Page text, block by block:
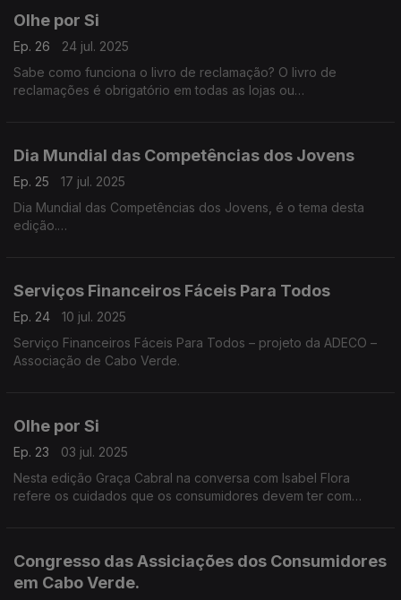
Olhe por Si
Ep. 26
24 jul. 2025
Sabe como funciona o livro de reclamação? O livro de
reclamações é obrigatório em todas as lojas ou
Dia Mundial das Competências dos Jovens
Ep. 25
17 jul. 2025
Dia Mundial das Competências dos Jovens, é o tema desta
edição.
representante da Deco explicada tudo na conversa com
Isabel Flora.
Serviços Financeiros Fáceis Para Todos
Ep. 24
10 jul. 2025
Serviço Financeiros Fáceis Para Todos – projeto da ADECO –
Associação de Cabo Verde.
Olhe por Si
Ep. 23
03 jul. 2025
Nesta edição Graça Cabral na conversa com Isabel Flora
refere os cuidados que os consumidores devem ter com
Congresso das Assiciações dos Consumidores
em Cabo Verde.